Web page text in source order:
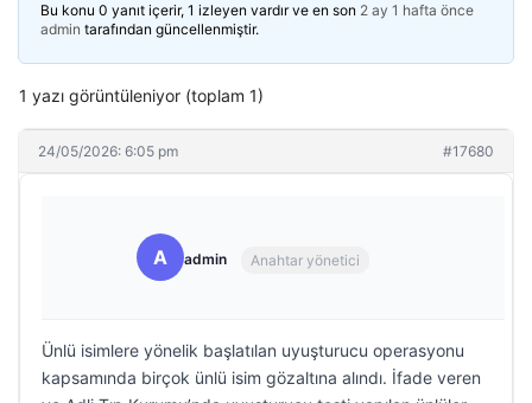
Bu konu 0 yanıt içerir, 1 izleyen vardır ve en son 2 ay 1 hafta önce
admin tarafından güncellenmiştir.
1 yazı görüntüleniyor (toplam 1)
24/05/2026: 6:05 pm #17680
A admin Anahtar yönetici
Ünlü isimlere yönelik başlatılan uyuşturucu operasyonu
kapsamında birçok ünlü isim gözaltına alındı. İfade veren